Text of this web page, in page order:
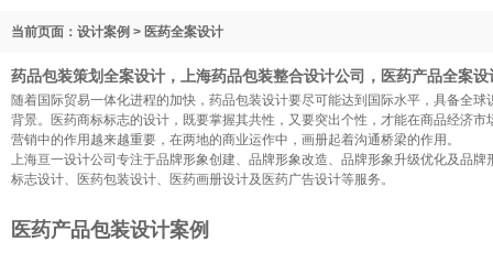
当前页面：设计案例 > 医药全案设计
药品包装策划全案设计，上海药品包装整合设计公司，医药产品全案
随着国际贸易一体化进程的加快，药品包装设计要尽可能达到国际水平，具备全
背景。医药商标标志的设计，既要掌握其共性，又要突出个性，才能在商品经济
营销中的作用越来越重要，在两地的商业运作中，画册起着沟通桥梁的作用。
上海亘一设计公司专注于品牌形象创建、品牌形象改造、品牌形象升级优化及品
标志设计、医药包装设计、医药画册设计及医药广告设计等服务。
医药产品包装设计案例